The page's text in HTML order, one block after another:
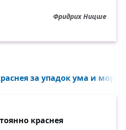
Фридрих Ницше
за упадок ума и
краснея